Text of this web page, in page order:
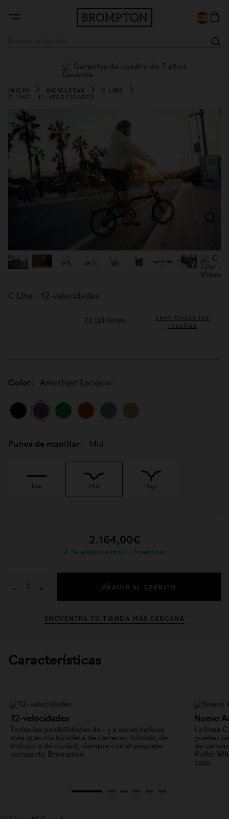
Garantía de cuadro de 7 años
INICIO BICICLETAS C LINE
C LINE - 12-VELOCIDADES
C Line - 12-velocidades
Leer todas las
reseñas
Color: Amethyst Lacquer
Puños de manillar: Mid
Low Mid High
2.164,00€
✓ Se enviará entre 2 - 3 semanas
− + AÑADIR AL CARRITO
ENCUENTRA TU TIENDA MÁS CERCANA
Características
12-velocidades
Todas las posibilidades de - y a veces incluso
más que una bicicleta de carreras, híbrida, de
trabajo o de ciudad, siempre con el paquete
compacto Brompton.
Nuevo
La línea
puedes
de
Roller
casa.